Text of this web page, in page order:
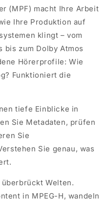
(MPF) macht Ihre Arbeit
Ihre Produktion auf
klingt – vom
bis zum Dolby Atmos
Hörerprofile: Wie
Funktioniert die
tiefe Einblicke in
Sie Metadaten, prüfen
Sie
Sie genau, was
überbrückt Welten.
in MPEG-H, wandeln